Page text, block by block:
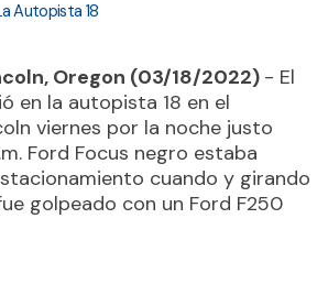
Autopista 18
Oregon (03/18/2022) - El
en la autopista 18 en el
viernes por la noche justo
Ford Focus negro estaba
cuando y girando
golpeado con un Ford F250